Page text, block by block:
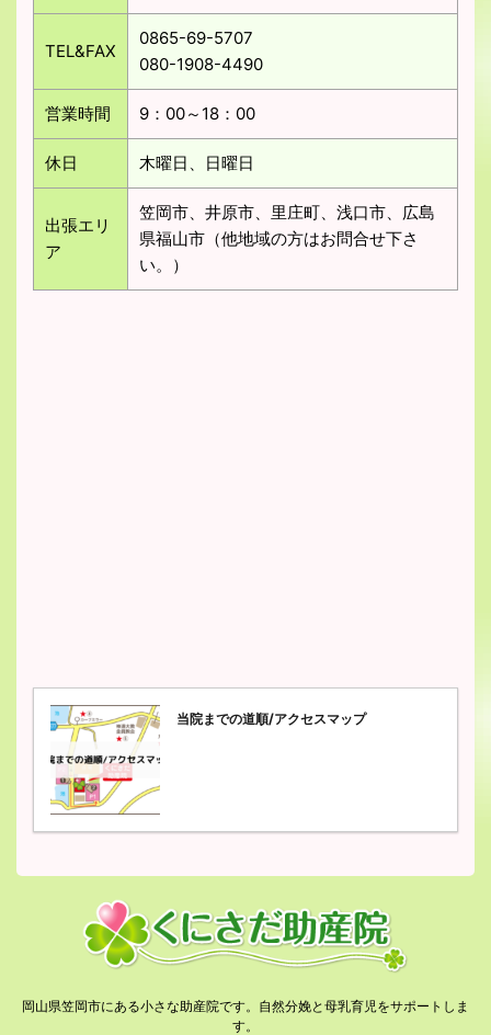
TEL&FAX
0865-69-5707
080-1908-4490
営業時間 9：00～18：00
休日 木曜日、日曜日
出張エリ
ア
笠岡市、井原市、里庄町、浅口市、広島
県福山市（他地域の方はお問合せ下さ
い。）
当院までの道順/アクセスマップ
岡山県笠岡市にある小さな助産院です。自然分娩と母乳育児をサポートしま
す。